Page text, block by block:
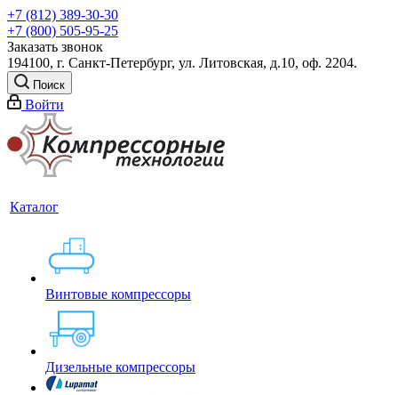
+7 (812) 389-30-30
+7 (800) 505-95-25
Заказать звонок
194100, г. Санкт-Петербург, ул. Литовская, д.10, оф. 2204.
Поиск
Войти
Каталог
Винтовые компрессоры
Дизельные компрессоры